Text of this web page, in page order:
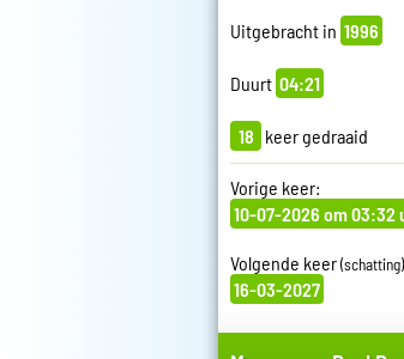
Uitgebracht in 1996
Duurt 04:21
18 keer gedraaid
Vorige keer:
10-07-2026 om 03:32
Volgende keer(schatting)
16-03-2027